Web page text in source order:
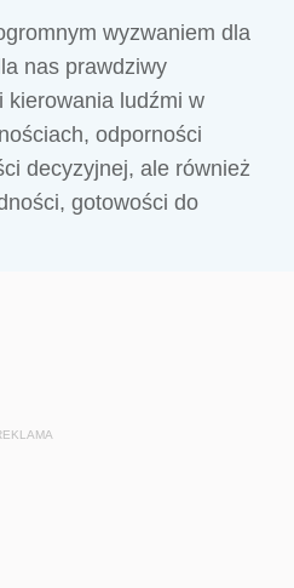
wyzwaniem dla
nas prawdziwy
kierowania ludźmi w
odporności
decyzyjnej, ale również
gotowości do